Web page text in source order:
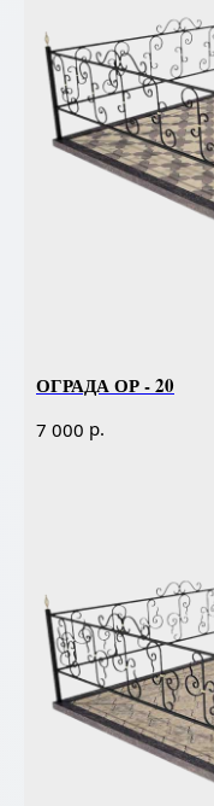
ОГРАДА ОР - 20
7 000 р.